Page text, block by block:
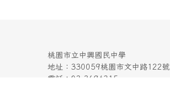
桃園市立中興國民中學
地址：330059桃園市文中路122號
電話：03-3694315